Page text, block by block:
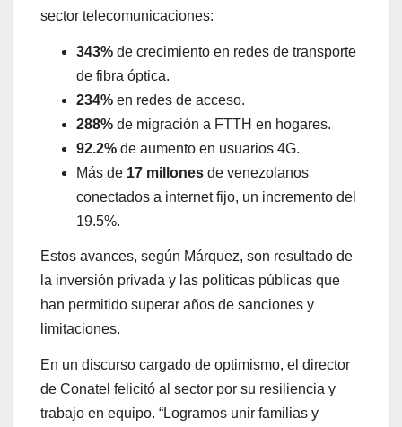
sector telecomunicaciones:
343% de crecimiento en redes de transporte
de fibra óptica.
234% en redes de acceso.
288% de migración a FTTH en hogares.
92.2% de aumento en usuarios 4G.
Más de 17 millones de venezolanos
conectados a internet fijo, un incremento del
19.5%.
Estos avances, según Márquez, son resultado de
la inversión privada y las políticas públicas que
han permitido superar años de sanciones y
limitaciones.
En un discurso cargado de optimismo, el director
de Conatel felicitó al sector por su resiliencia y
trabajo en equipo. “Logramos unir familias y